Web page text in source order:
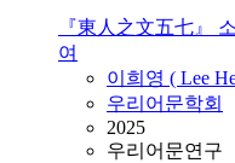
『東人之文五七』
여
이희영 ( Lee
우리어문학회
2025
우리어문연구